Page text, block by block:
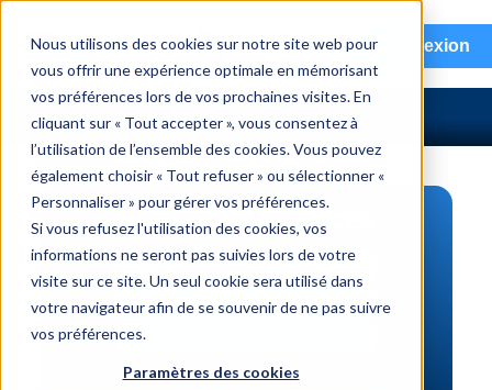
Nous utilisons des cookies sur notre site web pour
vous offrir une expérience optimale en mémorisant
vos préférences lors de vos prochaines visites. En
cliquant sur « Tout accepter », vous consentez à
l’utilisation de l’ensemble des cookies. Vous pouvez
également choisir « Tout refuser » ou sélectionner «
Personnaliser » pour gérer vos préférences.
Si vous refusez l'utilisation des cookies, vos
informations ne seront pas suivies lors de votre
visite sur ce site. Un seul cookie sera utilisé dans
votre navigateur afin de se souvenir de ne pas suivre
vos préférences.
Paramètres des cookies
menu Connexion
RECHERCHE DE PIÈCES
Véhicule | NIV
Numéro de pièce | interchange